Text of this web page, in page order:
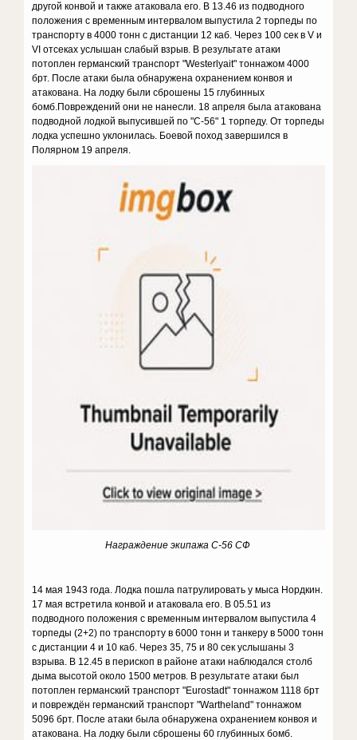
другой конвой и также атаковала его. В 13.46 из подводного
положения с временным интервалом выпустила 2 торпеды по
транспорту в 4000 тонн с дистанции 12 каб. Через 100 сек в V и
VI отсеках услышан слабый взрыв. В результате атаки
потоплен германский транспорт "Westerlyait" тоннажом 4000
брт. После атаки была обнаружена охранением конвоя и
атакована. На лодку были сброшены 15 глубинных
бомб.Повреждений они не нанесли. 18 апреля была атакована
подводной лодкой выпусившей по "С-56" 1 торпеду. От торпеды
лодка успешно уклонилась. Боевой поход завершился в
Полярном 19 апреля.
Награждение экипажа С-56 СФ
14 мая 1943 года. Лодка пошла патрулировать у мыса Нордкин.
17 мая встретила конвой и атаковала его. В 05.51 из
подводного положения с временным интервалом выпустила 4
торпеды (2+2) по транспорту в 6000 тонн и танкеру в 5000 тонн
с дистанции 4 и 10 каб. Через 35, 75 и 80 сек услышаны 3
взрыва. В 12.45 в перископ в районе атаки наблюдался столб
дыма высотой около 1500 метров. В результате атаки был
потоплен германский транспорт "Eurostadt" тоннажом 1118 брт
и повреждён германский транспорт "Wartheland" тоннажом
5096 брт. После атаки была обнаружена охранением конвоя и
атакована. На лодку были сброшены 60 глубинных бомб.